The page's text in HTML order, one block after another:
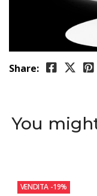
Share:
You
VENDITA -19%